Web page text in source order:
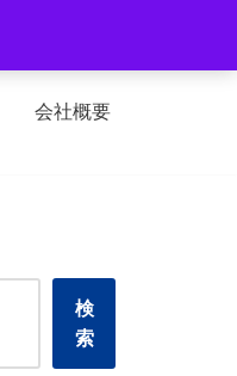
会社概要
検
索